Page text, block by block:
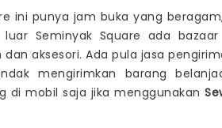
ini punya jam buka yang
Seminyak Square ada
aksesori. Ada pula jasa
mengirimkan barang
di mobil saja jika menggunakan